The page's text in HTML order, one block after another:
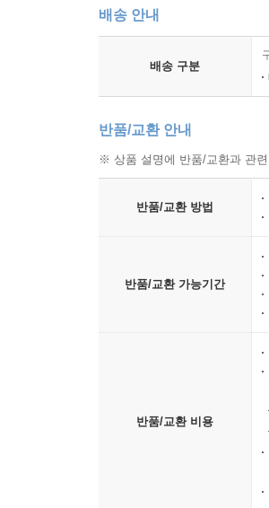
배송 안내
배송 구분
반품/교환 안내
※ 상품 설명에 반품/교환과 관
반품/교환 방법
반품/교환 가능기간
반품/교환 비용